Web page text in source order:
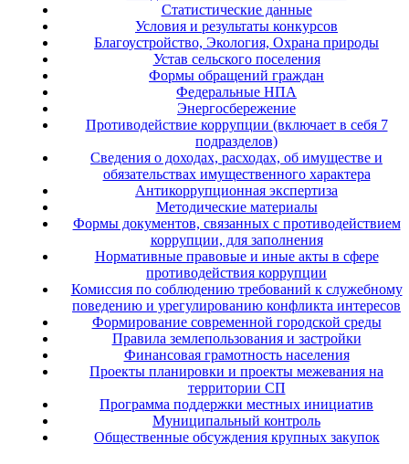
Статистические данные
Условия и результаты конкурсов
Благоустройство, Экология, Охрана природы
Устав сельского поселения
Формы обращений граждан
Федеральные НПА
Энергосбережение
Противодействие коррупции (включает в себя 7
подразделов)
Сведения о доходах, расходах, об имуществе и
обязательствах имущественного характера
Антикоррупционная экспертиза
Методические материалы
Формы документов, связанных с противодействием
коррупции, для заполнения
Нормативные правовые и иные акты в сфере
противодействия коррупции
Комиссия по соблюдению требований к служебному
поведению и урегулированию конфликта интересов
Формирование современной городской среды
Правила землепользования и застройки
Финансовая грамотность населения
Проекты планировки и проекты межевания на
территории СП
Программа поддержки местных инициатив
Муниципальный контроль
Общественные обсуждения крупных закупок